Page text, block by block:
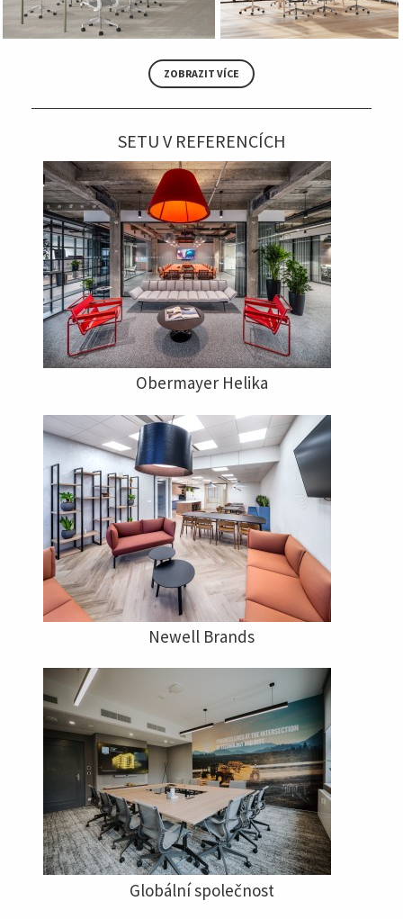
ZOBRAZIT VÍCE
SETU V REFERENCÍCH
Obermayer Helika
Newell Brands
Globální společnost